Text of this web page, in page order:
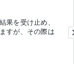
を受け止め、
すが、その際は